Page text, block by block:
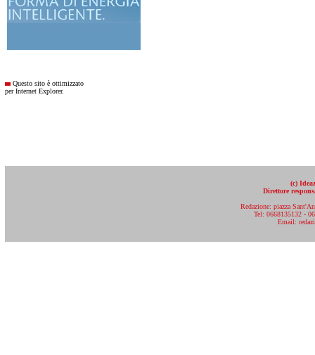
Questo sito è ottimizzato
per Internet Explorer.
(c)
Direttore
Redazione: piazza
Tel: 0668135132 -
Email: